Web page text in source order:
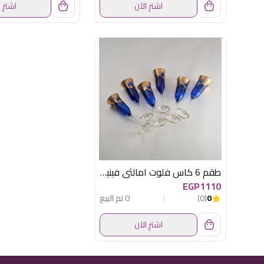
اشترِ الآن
اشترِ
طقم 6 كاس فلوت امالثى فينيسيا
EGP1110
0
(0)
0 تم البيع
اشترِ الآن